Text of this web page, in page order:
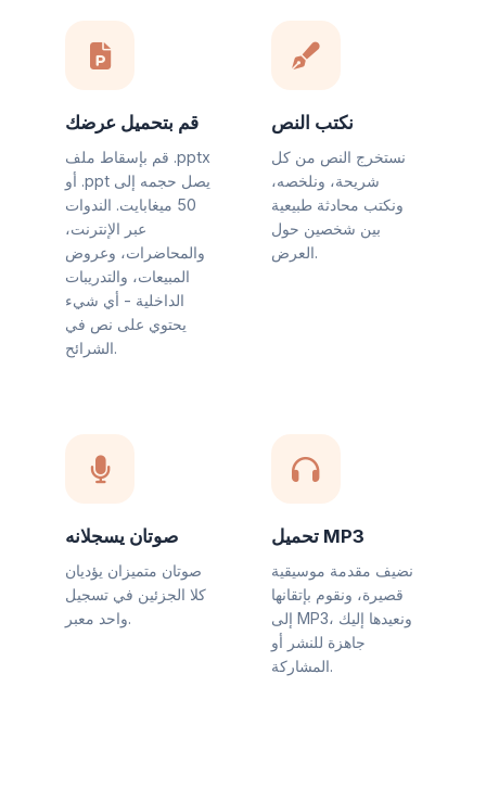
قم بتحميل عرضك
قم بإسقاط ملف .pptx
أو .ppt يصل حجمه إلى
50 ميغابايت. الندوات
عبر الإنترنت،
والمحاضرات، وعروض
المبيعات، والتدريبات
الداخلية - أي شيء
يحتوي على نص في
الشرائح.
نكتب النص
نستخرج النص من كل
شريحة، ونلخصه،
ونكتب محادثة طبيعية
بين شخصين حول
العرض.
صوتان يسجلانه
صوتان متميزان يؤديان
كلا الجزئين في تسجيل
واحد معبر.
تحميل MP3
نضيف مقدمة موسيقية
قصيرة، ونقوم بإتقانها
إلى MP3، ونعيدها إليك
جاهزة للنشر أو
المشاركة.